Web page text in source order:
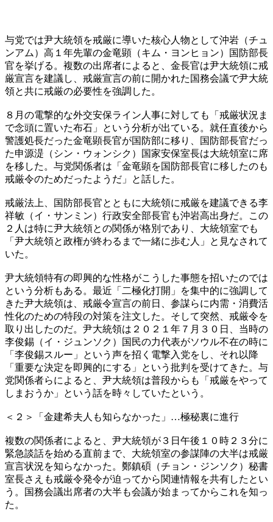
与党では尹大統領を戒厳に導いた核心人物として沖岩（チュ
ンアム）高１年先輩の金竜顕（キム・ヨンヒョン）国防部長
官を挙げる。複数の出席者によると、金長官は尹大統領に戒
厳宣言を建議し、戒厳宣言の前に開かれた国務会議で尹大統
領と共に戒厳の必要性を強調した。
８月の電撃的な外交安保ライン人事に対しても「戒厳状況ま
で念頭に置いた布石」という分析が出ている。就任直後から
警護処長だった金竜顕長官が国防部に移り、国防部長官だっ
た申源湜（シン・ウォンシク）国家安保室長は大統領室に席
を移した。与党関係者は「金竜顕を国防部長官に移したのも
戒厳令のためだったようだ」と話した。
戒厳法上、国防部長官とともに大統領に戒厳を建議できる李
祥敏（イ・サンミン）行政安全部長官も沖岩高出身だ。この
２人は特に尹大統領との関係が格別であり、大統領室でも
「尹大統領と政権が終わるまで一緒に歩む人」と見なされて
いた。
尹大統領特有の即興的な性格がこうした事態を招いたのでは
という分析もある。最近「二極化打開」を集中的に強調して
きた尹大統領は、戒厳令宣言の前日、参謀らに内需・消費活
性化のための特段の対策を注文した。そして突然、戒厳令を
取り出したのだ。尹大統領は２０２１年７月３０日、当時の
李俊錫（イ・ジュンソク）国民の力代表がソウル不在の時に
「李俊錫スルー」という声を招く電撃入党をし、それ以降
「重要な決定を即興的にする」という批判を受けてきた。与
党関係者らによると、尹大統領は普段からも「戒厳をやって
しまおうか」という話を時々していたという。
＜２＞「金建希夫人も知らなかった」…極秘裏に進行
複数の関係者によると、尹大統領が３日午後１０時２３分に
緊急談話を始める直前まで、大統領室の参謀陣の大半は戒厳
宣言状況を知らなかった。鄭鎮碩（チョン・ジンソク）秘書
室長さえも戒厳令発令が迫ってから関連情報を共有したとい
う。国務会議出席者の大半も会議が始まってからこれを知っ
た。